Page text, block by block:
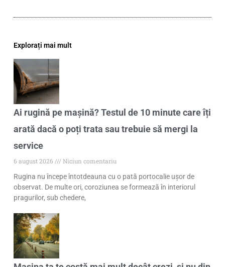
Explorați mai mult
Ai rugină pe mașină? Testul de 10 minute care îți
arată dacă o poți trata sau trebuie să mergi la
service
6 august 2026
Niciun comentariu
Rugina nu începe întotdeauna cu o pată portocalie ușor de
observat. De multe ori, coroziunea se formează în interiorul
pragurilor, sub chedere,